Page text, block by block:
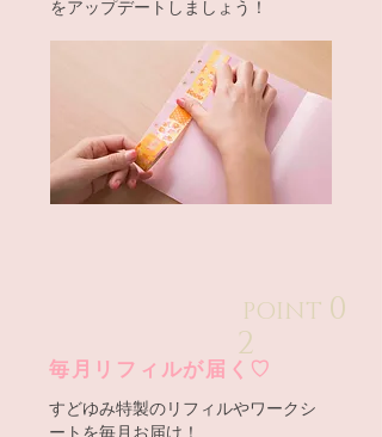
をアップデートしましょう！
毎月リフィルが届く♡
POINT 0
2
すどゆみ特製のリフィルやワークシ
ートを毎月お届け！